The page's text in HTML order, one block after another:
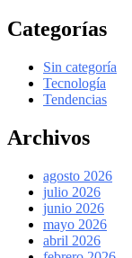
Categorías
Sin categoría
Tecnología
Tendencias
Archivos
agosto 2026
julio 2026
junio 2026
mayo 2026
abril 2026